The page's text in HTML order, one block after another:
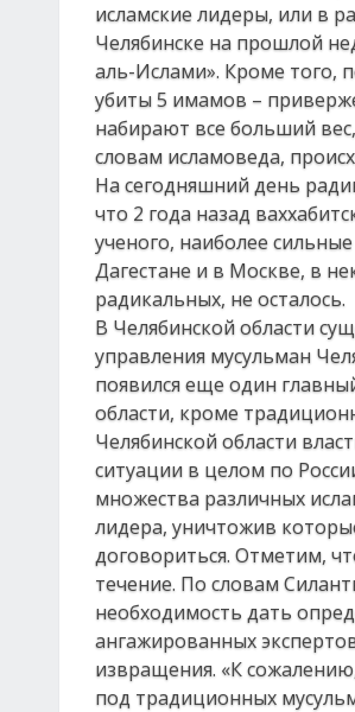
исламские лидеры, или в
Челябинске на прошлой
аль-Ислами». Кроме того,
убиты 5 имамов –
набирают все больший
словам исламоведа,
На сегодняшний день
что 2 года назад
ученого, наиболее
Дагестане и в Москве, в
радикальных, не осталось.
В Челябинской области
управления мусульман
появился еще один
области, кроме
Челябинской области
ситуации в целом по
множества различных
лидера, уничтожив
договориться. Отметим,
течение. По словам
необходимость дать
ангажированных
извращения. «К
под традиционных